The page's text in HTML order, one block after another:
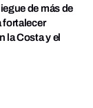
de más de
fortalecer
la Costa y el